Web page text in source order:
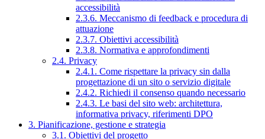
accessibilità
2.3.6. Meccanismo di feedback e procedura di
attuazione
2.3.7. Obiettivi accessibilità
2.3.8. Normativa e approfondimenti
2.4. Privacy
2.4.1. Come rispettare la privacy sin dalla
progettazione di un sito o servizio digitale
2.4.2. Richiedi il consenso quando necessario
2.4.3. Le basi del sito web: architettura,
informativa privacy, riferimenti DPO
3. Pianificazione, gestione e strategia
3.1. Obiettivi del progetto